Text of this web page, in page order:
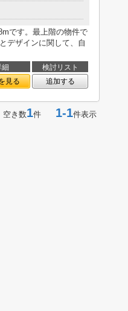
です。最上階の物件で
デザインに関して、自
細
検討リスト
見る 追加する
き数1件 1-1件表示